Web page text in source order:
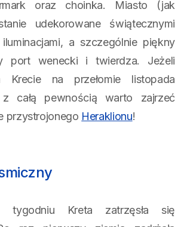
oraz choinka. Miasto (jak
udekorowane świątecznymi
a szczególnie piękny
port wenecki i twierdza. Jeżeli
Krecie na przełomie listopada
całą pewnością warto zajrzeć
przystrojonego Heraklionu!
tygodniu Kreta zatrzęsła się